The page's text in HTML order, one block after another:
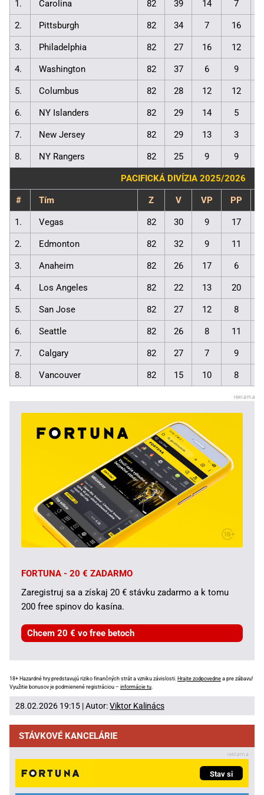
1. Carolina 82 39 14 7
2. Pittsburgh 82 34 7 16
3. Philadelphia 82 27 16 12
4. Washington 82 37 6 9
5. Columbus 82 28 12 12
6. NY Islanders 82 29 14 5
7. New Jersey 82 29 13 3
8. NY Rangers 82 25 9 9
PACIFICKÁ DIVÍZIA 2025/2026
# Tím Z V VP PP
1. Vegas 82 30 9 17
2. Edmonton 82 32 9 11
3. Anaheim 82 26 17 6
4. Los Angeles 82 22 13 20
5. San Jose 82 27 12 8
6. Seattle 82 26 8 11
7. Calgary 82 27 7 9
8. Vancouver 82 15 10 8
FORTUNA - 20 € ZADARMO
Zaregistruj sa a získaj 20 € stávku zadarmo a k tomu
200 free spinov do kasína.
Chcem 20 € vo free betoch
18+ Hazardné hry predstavujú riziko finančných strát a vzniku závislosti. Hrajte zodpovedne a pre zábavu!
Využitie bonusov je podmienené registráciou – informácie tu
28.02.2026 19:15 | Autor:Viktor Kalinács
STÁVKOVÉ KANCELÁRIE
Stav si